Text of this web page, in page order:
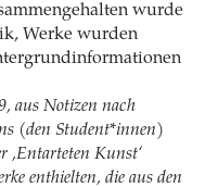
wurde
Werke wurden
aus Notizen nach
(den Student*innen)
,Entarteten Kunst‘
enthielten, die aus den